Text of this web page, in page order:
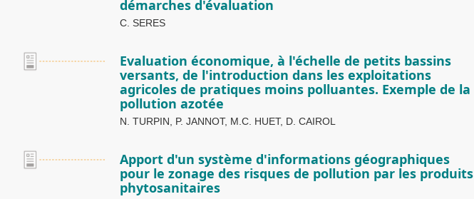
démarches d'évaluation
C. SERES
Evaluation économique, à l'échelle de petits bassins
versants, de l'introduction dans les exploitations
agricoles de pratiques moins polluantes. Exemple de la
pollution azotée
N. TURPIN, P. JANNOT, M.C. HUET, D. CAIROL
Apport d'un système d'informations géographiques
pour le zonage des risques de pollution par les produits
phytosanitaires